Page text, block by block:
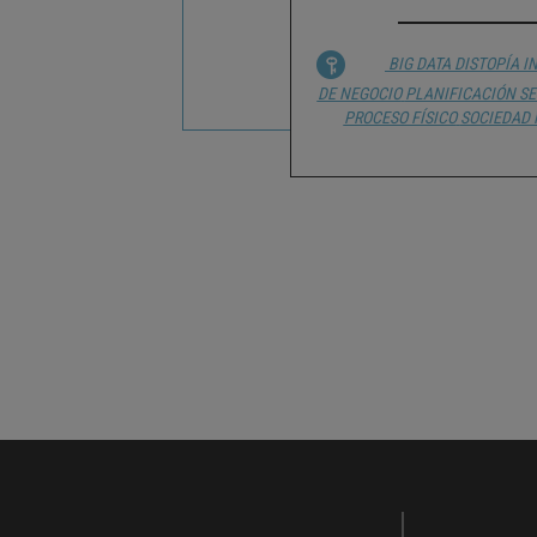
BIG DATA DISTOPÍA
DE NEGOCIO PLANIFICACIÓN
PROCESO FÍSICO SOCIEDAD